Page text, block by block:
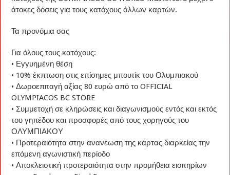
άτοκες δόσεις για τους κατόχους άλλων καρτών.
Τα προνόμια σας
Για όλους τους κατόχους:
• Εγγυημένη θέση
• 10% έκπτωση στις επίσημες μπουτίκ του Ολυμπιακού
• Δωροεπιταγή αξίας 80 ευρώ από το OFFICIAL
OLYMPIACOS BC STORE
• Συμμετοχή σε κληρώσεις και διαγωνισμούς εντός και εκτός
του γηπέδου και προσφορές από τους χορηγούς του
ΟΛΥΜΠΙΑΚΟΥ
• Προτεραιότητα στην ανανέωση της κάρτας διαρκείας την
επόμενη αγωνιστική περίοδο
• Αποκλειστική προτεραιότητα στην προμήθεια εισιτηρίων